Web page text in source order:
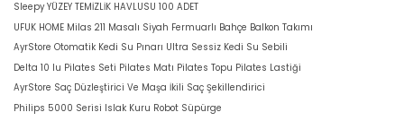
Sleepy YÜZEY TEMİZLİK HAVLUSU 100 ADET
UFUK HOME Milas 211 Masalı Siyah Fermuarlı Bahçe Balkon Takımı
AyrStore Otomatik Kedi Su Pınarı Ultra Sessiz Kedi Su Sebili
Delta 10 lu Pilates Seti Pilates Matı Pilates Topu Pilates Lastiği
AyrStore Saç Düzleştirici Ve Maşa İkili Saç Şekillendirici
Philips 5000 Serisi Islak Kuru Robot Süpürge